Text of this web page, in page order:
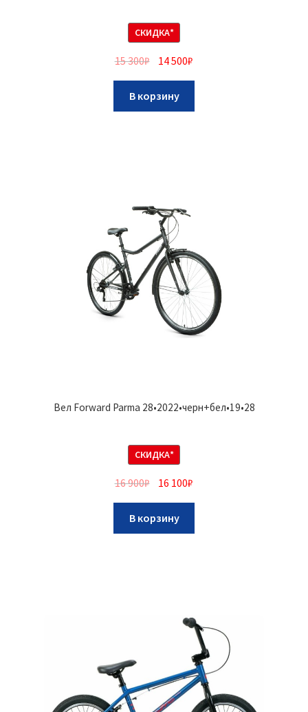
СКИДКА*
15 300₽ 14 500₽
В корзину
Вел Forward Parma 28•2022•черн+бел•19•28
СКИДКА*
16 900₽ 16 100₽
В корзину